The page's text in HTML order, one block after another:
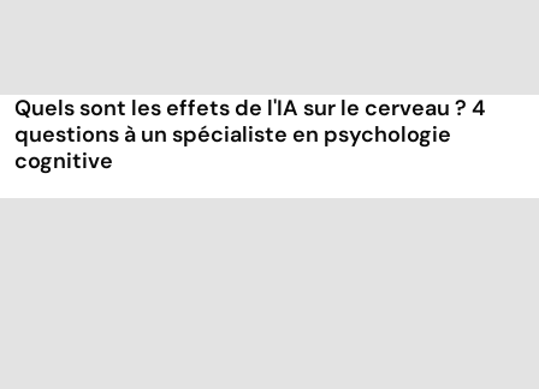
Quels sont les effets de l'IA sur le cerveau ? 4
questions à un spécialiste en psychologie
cognitive